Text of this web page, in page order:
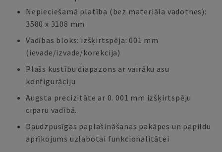
Nepieciešamā platība (bez materiāla vadotnes):
3580 x 3108 mm
Vadības bloks: izšķirtspēja: 001 mm
(ievade/izvade/korekcija)
Plašs kustību diapazons ar vairāku asu
konfigurāciju
Augsta precizitāte ar 0. 001 mm izšķirtspēju
ciparu vadībā.
Daudzpusīgas paplašināšanas pakāpes un papildu
aprīkojums uzlabotai funkcionalitātei